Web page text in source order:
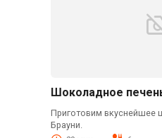
Шоколадное
Приготовим вкуснейшее
Брауни.